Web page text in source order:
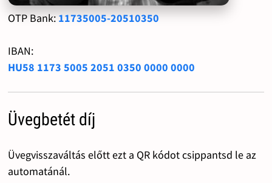
OTP Bank: 11735005-20510350
IBAN:
HU58 1173 5005 2051 0350 0000 0000
Üvegbetét díj
Üvegvisszaváltás előtt ezt a QR kódot csippantsd le az
automatánál.